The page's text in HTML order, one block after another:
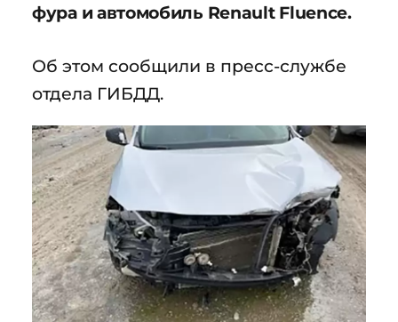
фура и автомобиль Renault Fluence.
Об этом сообщили в пресс-службе
отдела ГИБДД.